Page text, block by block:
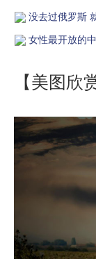
没去过俄罗斯
女性最开放的
【美图欣